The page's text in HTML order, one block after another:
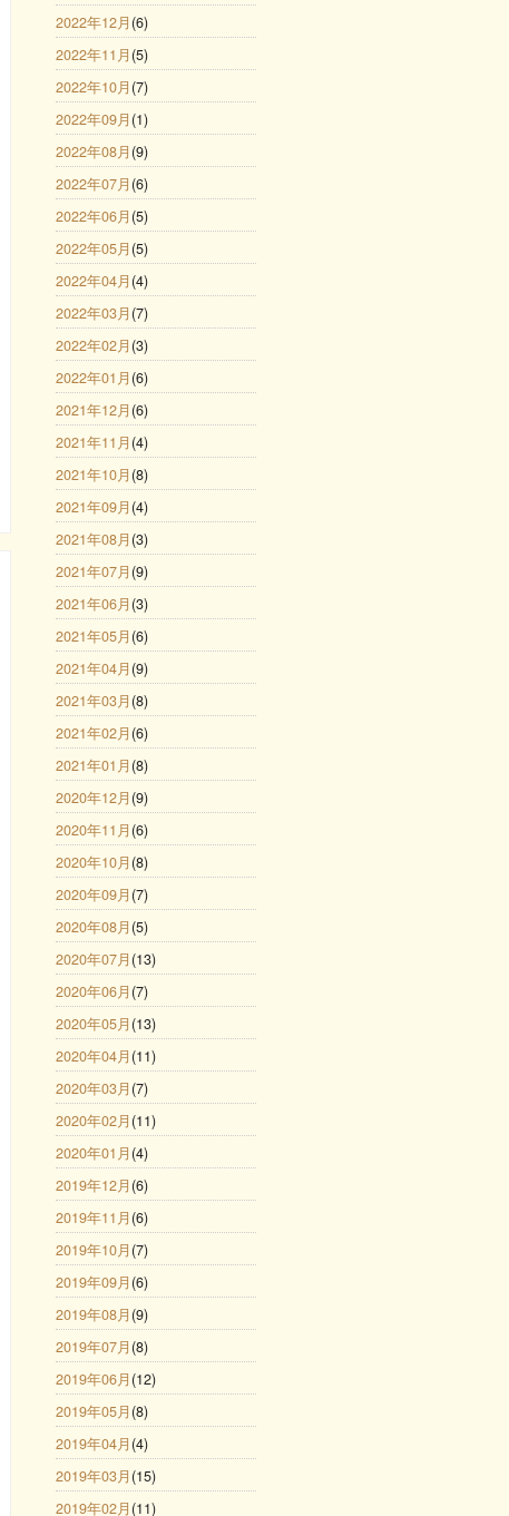
2022年12月 (6)
2022年11月 (5)
2022年10月 (7)
2022年09月 (1)
2022年08月 (9)
2022年07月 (6)
2022年06月 (5)
2022年05月 (5)
2022年04月 (4)
2022年03月 (7)
2022年02月 (3)
2022年01月 (6)
2021年12月 (6)
2021年11月 (4)
2021年10月 (8)
2021年09月 (4)
2021年08月 (3)
2021年07月 (9)
2021年06月 (3)
2021年05月 (6)
2021年04月 (9)
2021年03月 (8)
2021年02月 (6)
2021年01月 (8)
2020年12月 (9)
2020年11月 (6)
2020年10月 (8)
2020年09月 (7)
2020年08月 (5)
2020年07月 (13)
2020年06月 (7)
2020年05月 (13)
2020年04月 (11)
2020年03月 (7)
2020年02月 (11)
2020年01月 (4)
2019年12月 (6)
2019年11月 (6)
2019年10月 (7)
2019年09月 (6)
2019年08月 (9)
2019年07月 (8)
2019年06月 (12)
2019年05月 (8)
2019年04月 (4)
2019年03月 (15)
2019年02月 (11)